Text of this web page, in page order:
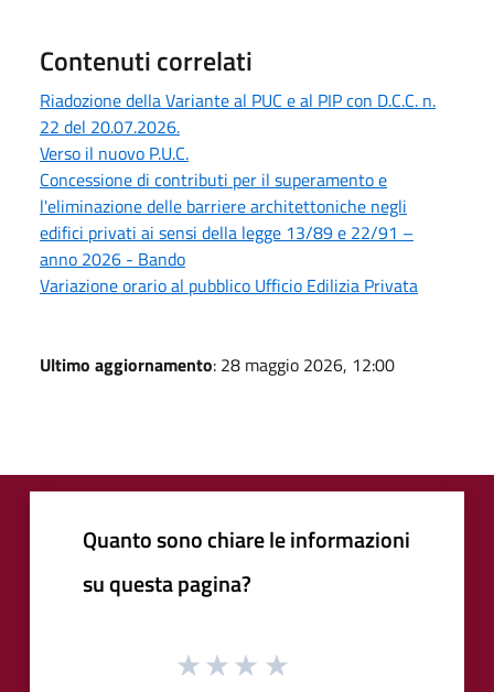
Contenuti correlati
Riadozione della Variante al PUC e al PIP con D.C.C. n.
22 del 20.07.2026.
Verso il nuovo P.U.C.
Concessione di contributi per il superamento e
l'eliminazione delle barriere architettoniche negli
edifici privati ai sensi della legge 13/89 e 22/91 –
anno 2026 - Bando
Variazione orario al pubblico Ufficio Edilizia Privata
Ultimo aggiornamento: 28 maggio 2026, 12:00
Quanto sono chiare le informazioni
su questa pagina?